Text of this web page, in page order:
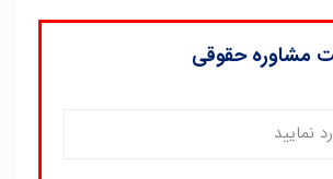
مشاوره حقوقی